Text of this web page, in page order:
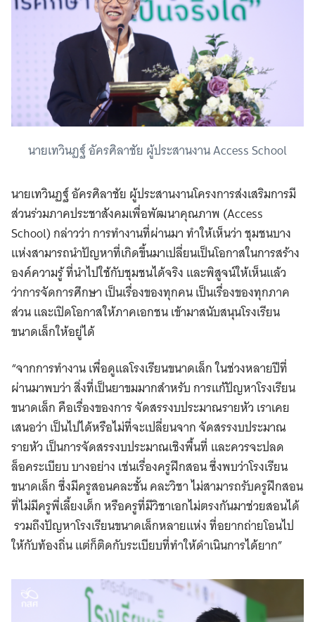
นายเทวินฏฐ์ อัครศิลาชัย ผู้ประสานงาน Access School
นายเทวินฏฐ์ อัครศิลาชัย ผู้ประสานงานโครงการส่งเสริมการมี
ส่วนร่วมภาคประชาสังคมเพื่อพัฒนาคุณภาพ (Access
School) กล่าวว่า การทำงานที่ผ่านมา ทำให้เห็นว่า ชุมชนบาง
แห่งสามารถนำปัญหาที่เกิดขึ้นมาเปลี่ยนเป็นโอกาสในการสร้าง
องค์ความรู้ ที่นำไปใช้กับชุมชนได้จริง และพิสูจน์ให้เห็นแล้ว
ว่าการจัดการศึกษา เป็นเรื่องของทุกคน เป็นเรื่องของทุกภาค
ส่วน และเปิดโอกาสให้ภาคเอกชน เข้ามาสนับสนุนโรงเรียน
ขนาดเล็กให้อยู่ได้
“จากการทำงาน เพื่อดูแลโรงเรียนขนาดเล็ก ในช่วงหลายปีที่
ผ่านมาพบว่า สิ่งที่เป็นยาขมมากสำหรับ การแก้ปัญหาโรงเรียน
ขนาดเล็ก คือเรื่องของการ จัดสรรงบประมาณรายหัว เราเคย
เสนอว่า เป็นไปได้หรือไม่ที่จะเปลี่ยนจาก จัดสรรงบประมาณ
รายหัว เป็นการจัดสรรงบประมาณเชิงพื้นที่ และควรจะปลด
ล็อคระเบียบ บางอย่าง เช่นเรื่องครูฝึกสอน ซึ่งพบว่าโรงเรียน
ขนาดเล็ก ซึ่งมีครูสอนคละชั้น คละวิชา ไม่สามารถรับครูฝึกสอน
ที่ไม่มีครูพี่เลี้ยงเด็ก หรือครูที่มีวิชาเอกไม่ตรงกันมาช่วยสอนได้
รวมถึงปัญหาโรงเรียนขนาดเล็กหลายแห่ง ที่อยากถ่ายโอนไป
ให้กับท้องถิ่น แต่ก็ติดกับระเบียบที่ทำให้ดำเนินการได้ยาก”